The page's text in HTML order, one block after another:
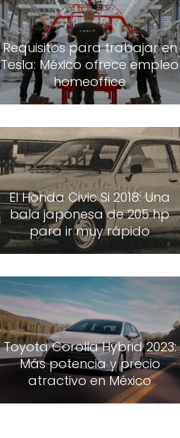
Requisitos para trabajar en
Tesla: México ofrece empleo
homeoffice
El Honda Civic Si 2018: Una
bala japonesa de 205 hp
para ir muy rápido
Toyota Corolla Hybrid 2023:
Más potencia y precio
atractivo en México